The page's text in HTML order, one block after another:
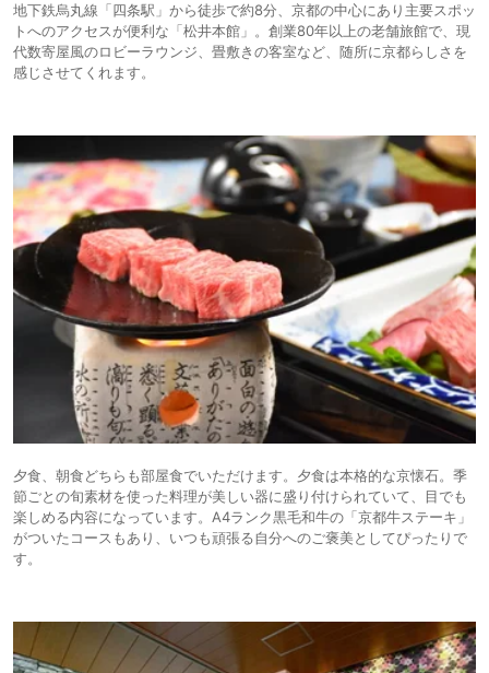
地下鉄烏丸線「四条駅」から徒歩で約8分、京都の中心にあり主要スポッ
トへのアクセスが便利な「松井本館」。創業80年以上の老舗旅館で、現
代数寄屋風のロビーラウンジ、畳敷きの客室など、随所に京都らしさを
感じさせてくれます。
夕食、朝食どちらも部屋食でいただけます。夕食は本格的な京懐石。季
節ごとの旬素材を使った料理が美しい器に盛り付けられていて、目でも
楽しめる内容になっています。A4ランク黒毛和牛の「京都牛ステーキ」
がついたコースもあり、いつも頑張る自分へのご褒美としてぴったりで
す。